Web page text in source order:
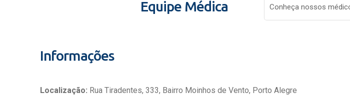
Equipe Médica Conheça nossos
Informações
Localização: Rua Tiradentes, 333, Bairro Moinhos de Vento, Porto Alegre